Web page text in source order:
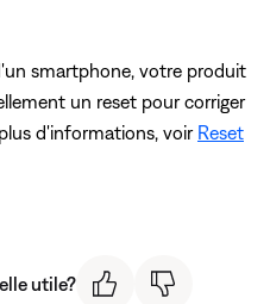
smartphone, votre produit
un reset pour corriger
d'informations, voir Reset
utile?